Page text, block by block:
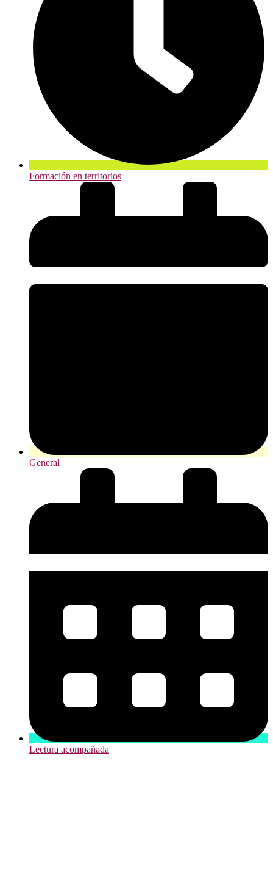
Formación en territorios
General
Lectura acompañada